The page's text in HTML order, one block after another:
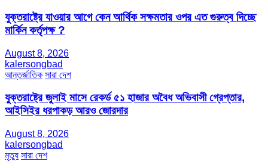
যুক্তরাষ্ট্রে যাওয়ার আগে কেন আর্থিক সক্ষমতার ওপর এত গুরুত্ব দিচ্ছে
মার্কিন কর্তৃপক্ষ ?
August 8, 2026
kalersongbad
আন্তর্জাতিক সারা দেশ
যুক্তরাষ্ট্রে জুলাই মাসে রেকর্ড ৫১ হাজার অবৈধ অভিবাসী গ্রেপ্তার,
আইসিইর ধরপাকড় আরও জোরদার
August 8, 2026
kalersongbad
মৃত্যু সারা দেশ